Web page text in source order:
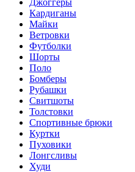
Джоггеры
Кардиганы
Майки
Ветровки
Футболки
Шорты
Поло
Бомберы
Рубашки
Свитшоты
Толстовки
Спортивные брюки
Куртки
Пуховики
Лонгсливы
Худи